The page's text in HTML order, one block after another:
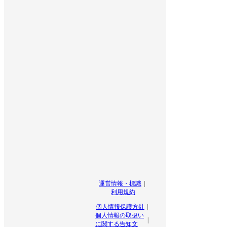
運営情報・標識
利用規約
個人情報保護方針
個人情報の取扱い
に関する告知文